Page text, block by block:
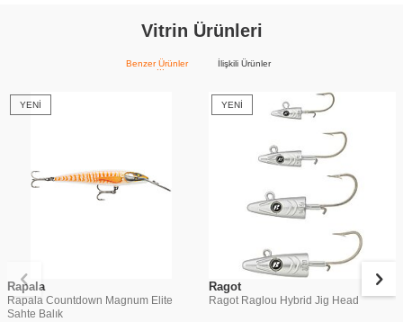
Vitrin Ürünleri
Benzer Ürünler İlişkili Ürünler
YENI
Rapala
Rapala Countdown Magnum Elite
Sahte Balık
YENI
Ragot
Ragot Raglou Hybrid Jig Head